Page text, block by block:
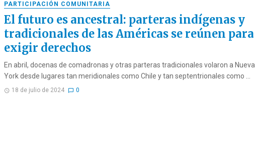
PARTICIPACIÓN COMUNITARIA
El futuro es ancestral: parteras indígenas y
tradicionales de las Américas se reúnen para
exigir derechos
En abril, docenas de comadronas y otras parteras tradicionales volaron a Nueva
York desde lugares tan meridionales como Chile y tan septentrionales como ...
18 de julio de 2024 0